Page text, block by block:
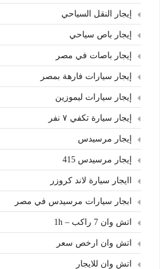
إيجار النقل السياحي
إيجار باص سياحي
إيجار باصات في مصر
إيجار سيارات فارهة بمصر
إيجار سيارات ليموزين
إيجار سيارة تكفي ٧ نفر
إيجار مرسيدس
إيجار مرسيدس 415
اايجار سيارة لاند كروزر
ابجار سيارات مرسيدس في مصر
اتش وان 7 راكب – 1h
اتش وان ارخص سعر
اتش وان للايجار